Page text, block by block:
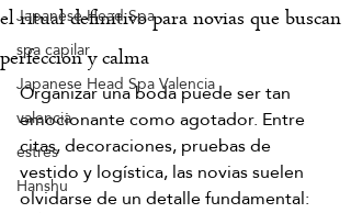
Japanese Head Spa
spa capilar
Japanese Head Spa Valencia
valencia
estrés
Hanshu
el ritual definitivo para novias que buscan
perfección y calma
Organizar una boda puede ser tan
emocionante como agotador. Entre
citas, decoraciones, pruebas de
vestido y logística, las novias suelen
olvidarse de un detalle fundamental: